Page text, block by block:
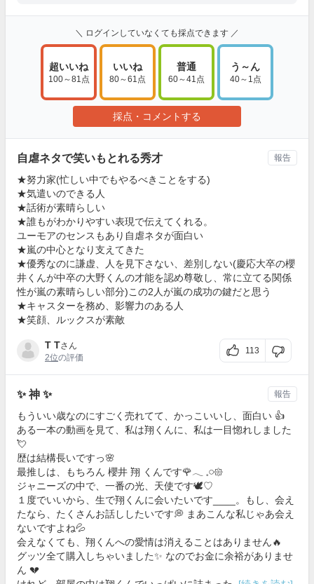
＼ ログインしていなくても採点できます ／
超いいね
100～81点
いいね
80～61点
普通
60～41点
う～ん
40～1点
採点・コメントする
自虐ネタで笑いもとれる秀才
★努力家(忙しい中でもやるべきことをする)
★気遣いのできる人
★話術が素晴らしい
★誰もがわかりやすい表現で伝えてくれる。
ユーモアのセンスもあり自虐ネタが面白い
★嵐の中心となり支えてきた
★優秀なのに謙虚、人を見下さない、差別しない(慶応大卒の櫻
井くんが中卒の大野くんの才能を認め尊敬し、常に立てる関係
性が嵐の素晴らしい部分)この2人が嵐の成功の鍵だと思う
★キャスターを務め、影響力のある人
★笑顔、ルックスが素敵
T Tさん
2位の評価
113
報告
✨ 神 ✨
もういい歳なのにすごく売れてて、かっこいいし、面白い 👍
ある一本の動画を見て、私は翔くんに、私は一目惚れしました
💘
歴は結構長いですっ🌸
最推しは、もちろん 櫻井 翔 くんです🌹𓂃 𓈒𓏸𑁍‬
ジャニーズの中で、一番の光、天使です🕊♡
１度でいいから、生で翔くんに会いたいです____。もし、会え
たなら、たくさんお話ししたいです💭 まあこんな私じゃあ会え
ないですよね💦
会えなくても、翔くんへの愛情は消えることはありません🔥
グッツ全て購入しちゃいました✨ なのでお金に余裕がありませ
ん 💔
報告